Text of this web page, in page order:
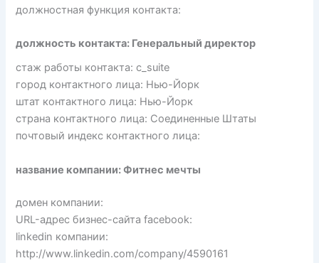
должностная функция контакта:
должность контакта: Генеральный директор
стаж работы контакта: c_suite
город контактного лица: Нью-Йорк
штат контактного лица: Нью-Йорк
страна контактного лица: Соединенные Штаты
почтовый индекс контактного лица:
название компании: Фитнес мечты
домен компании:
URL-адрес бизнес-сайта facebook:
linkedin компании:
http://www.linkedin.com/company/4590161